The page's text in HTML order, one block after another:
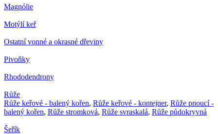
Magnólie
Motýlí keř
Ostatní vonné a okrasné dřeviny
Pivoňky
Rhododendrony
Růže
Růže keřové - balený kořen, Růže keřové - kontejner, Růže pnoucí -
balený kořen, Růže stromková, Růže svraskalá, Růže půdokryvná
Šeřík